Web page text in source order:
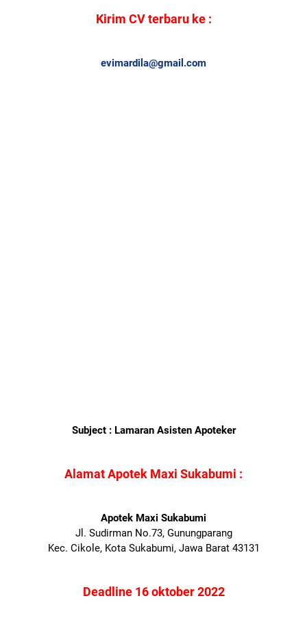
Kirim CV terbaru ke :
evimardila@gmail.com
Subject : Lamaran Asisten Apoteker
Alamat Apotek Maxi Sukabumi :
Apotek Maxi Sukabumi
Jl. Sudirman No.73, Gunungparang
Kec. Cikole, Kota Sukabumi, Jawa Barat 43131
Deadline 16 oktober 2022